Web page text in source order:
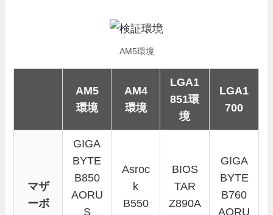
AM5環境
AM5
環境
AM4
環境
LGA1
851環
境
LGA1
700
マザ
ーボ
GIGA
BYTE
B850
AORU
S
Asroc
k
B550
BIOS
TAR
Z890A
GIGA
BYTE
B760
AORU